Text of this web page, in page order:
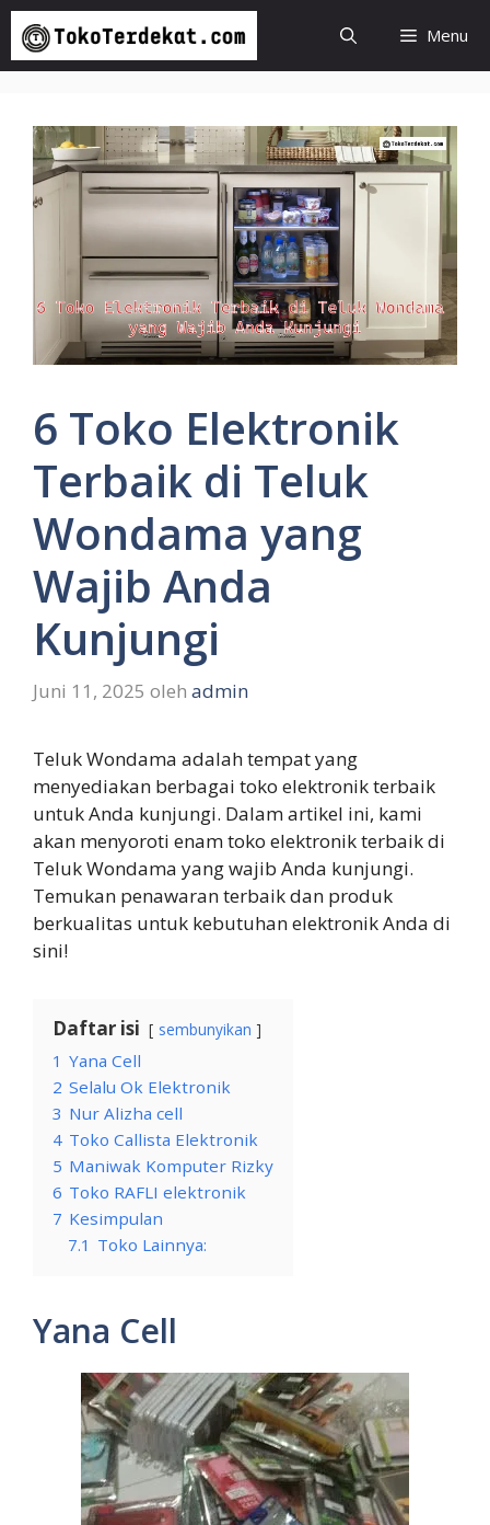
Langsung
isi
Menu
6 Toko Elektronik
Terbaik di Teluk
Wondama yang
Wajib Anda
Kunjungi
Juni 11, 2025 oleh admin
Teluk Wondama adalah tempat yang
menyediakan berbagai toko elektronik terbaik
untuk Anda kunjungi. Dalam artikel ini, kami
akan menyoroti enam toko elektronik terbaik di
Teluk Wondama yang wajib Anda kunjungi.
Temukan penawaran terbaik dan produk
berkualitas untuk kebutuhan elektronik Anda di
sini!
Daftar isi sembunyikan
1 Yana Cell
2 Selalu Ok Elektronik
3 Nur Alizha cell
4 Toko Callista Elektronik
5 Maniwak Komputer Rizky
6 Toko RAFLI elektronik
7 Kesimpulan
7.1 Toko Lainnya:
Yana Cell